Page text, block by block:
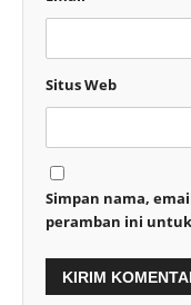
Situs Web
Simpan nama,
peramban ini